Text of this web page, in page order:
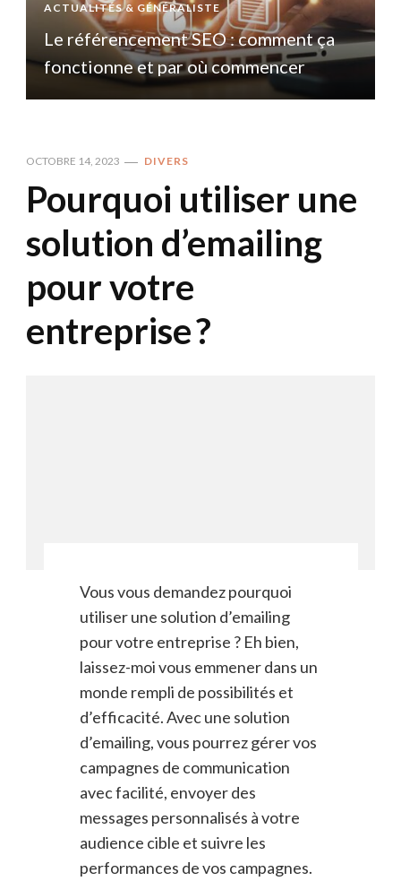
ACTUALITÉS & GÉNÉRALISTE
Le référencement SEO : comment ça
fonctionne et par où commencer
OCTOBRE 14, 2023 DIVERS
Pourquoi utiliser une
solution d’emailing
pour votre
entreprise ?
Vous vous demandez pourquoi
utiliser une solution d’emailing
pour votre entreprise ? Eh bien,
laissez-moi vous emmener dans un
monde rempli de possibilités et
d’efficacité. Avec une solution
d’emailing, vous pourrez gérer vos
campagnes de communication
avec facilité, envoyer des
messages personnalisés à votre
audience cible et suivre les
performances de vos campagnes.